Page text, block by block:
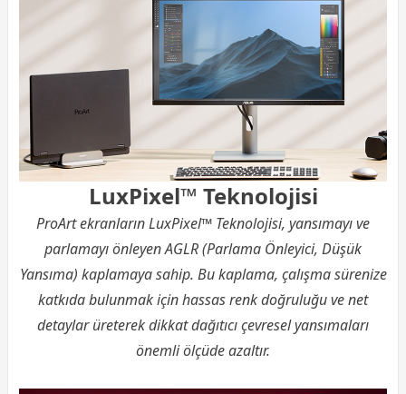
LuxPixel™ Teknolojisi
ProArt ekranların LuxPixel™ Teknolojisi, yansımayı ve
parlamayı önleyen AGLR (Parlama Önleyici, Düşük
Yansıma) kaplamaya sahip. Bu kaplama, çalışma sürenize
katkıda bulunmak için hassas renk doğruluğu ve net
detaylar üreterek dikkat dağıtıcı çevresel yansımaları
önemli ölçüde azaltır.